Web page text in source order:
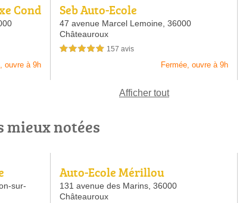
Cond
ouvre à 9h
Seb Auto-Ecole
47 avenue Marcel Lemoine,36000
Châteauroux
5,0 étoiles sur 5 157 avis
Fermée, ouvre à 9h
Afficher tout
mieux notées
sur-
Auto-Ecole Mérillou
131 avenue des Marins,36000
Châteauroux